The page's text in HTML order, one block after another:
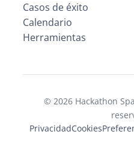
Casos de éxito
Calendario
Herramientas
© 2026 Hackathon
PrivacidadCookies